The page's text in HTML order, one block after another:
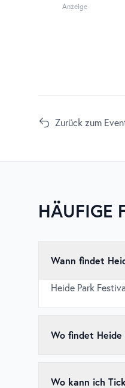
Anzeige
Zurück zum
HÄUFIGE
Heide Park